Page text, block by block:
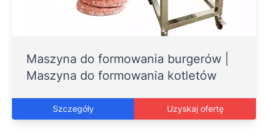
Maszyna do formowania burgerów |
Maszyna do formowania kotletów
Szczegóły Uzyskaj ofertę